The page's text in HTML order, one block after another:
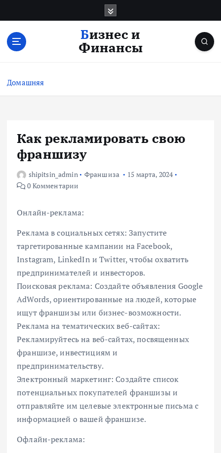
с
Бизнес и
Финансы
Домашняя
Как рекламировать свою
франшизу
shipitsin_admin Франшиза
15 марта, 2024
0 Комментарии
Онлайн-реклама:
Реклама в социальных сетях: Запустите
таргетированные кампании на Facebook,
Instagram, LinkedIn и Twitter, чтобы охватить
предпринимателей и инвесторов.
Поисковая реклама: Создайте объявления Google
AdWords, ориентированные на людей, которые
ищут франшизы или бизнес-возможности.
Реклама на тематических веб-сайтах:
Рекламируйтесь на веб-сайтах, посвященных
франшизе, инвестициям и
предпринимательству.
Электронный маркетинг: Создайте список
потенциальных покупателей франшизы и
отправляйте им целевые электронные письма с
информацией о вашей франшизе.
Офлайн-реклама: